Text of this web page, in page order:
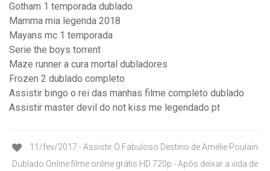
Gotham 1 temporada dublado
Mamma mia legenda 2018
Mayans mc 1 temporada
Serie the boys torrent
Maze runner a cura mortal dubladores
Frozen 2 dublado completo
Assistir bingo o rei das manhas filme completo dublado
Assistir master devil do not kiss me legendado pt
11/fev/2017 - Assistir O Fabuloso Destino de Amélie Poulain
Dublado Online filme online grátis HD 720p - Após deixar a vida de